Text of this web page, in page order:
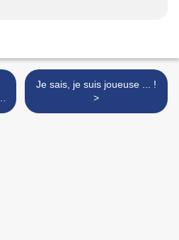
Je sais, je suis joueuse ... !
>